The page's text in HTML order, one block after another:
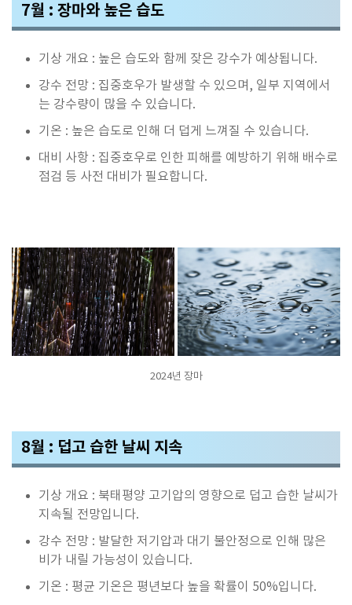
7월 : 장마와 높은 습도
기상 개요 : 높은 습도와 함께 잦은 강수가 예상됩니다.
강수 전망 : 집중호우가 발생할 수 있으며, 일부 지역에서
는 강수량이 많을 수 있습니다.
기온 : 높은 습도로 인해 더 덥게 느껴질 수 있습니다.
대비 사항 : 집중호우로 인한 피해를 예방하기 위해 배수로
점검 등 사전 대비가 필요합니다.
2024년 장마
8월 : 덥고 습한 날씨 지속
기상 개요 : 북태평양 고기압의 영향으로 덥고 습한 날씨가
지속될 전망입니다.
강수 전망 : 발달한 저기압과 대기 불안정으로 인해 많은
비가 내릴 가능성이 있습니다.
기온 : 평균 기온은 평년보다 높을 확률이 50%입니다.